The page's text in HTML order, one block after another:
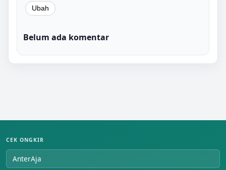
Belum ada komentar
CEK ONGKIR
AnterAja